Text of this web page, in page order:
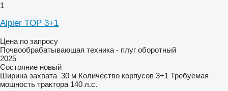
1
Alpler TOP 3+1
Цена по запросу
Почвообрабатывающая техника - плуг оборотный
2025
Состояние новый
Ширина захвата 30 м Количество корпусов 3+1 Требуемая
мощность трактора 140 л.с.